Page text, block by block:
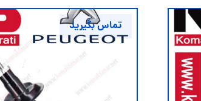
تماس بگیرید